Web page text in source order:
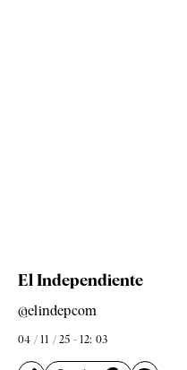
El Independiente
@elindepcom
04 / 11 / 25 - 12: 03